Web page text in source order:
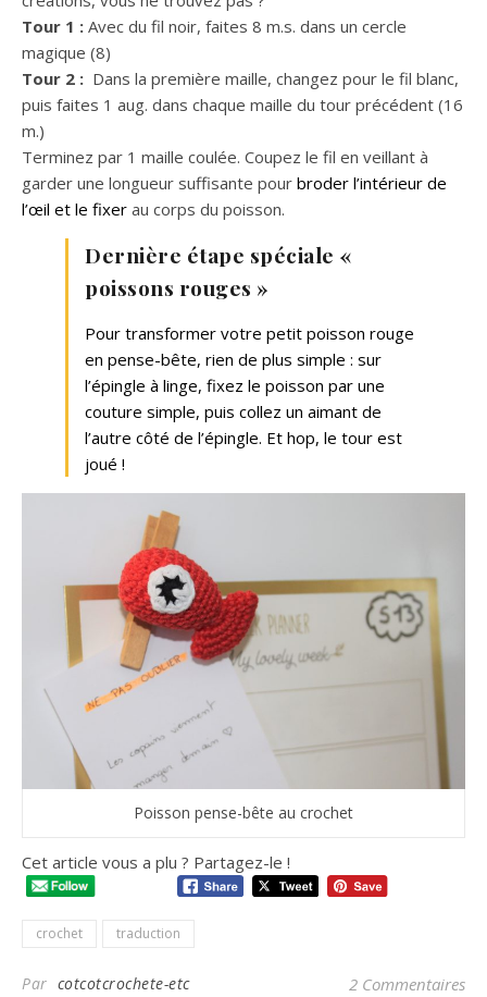
Tour 1 : Avec du fil noir, faites 8 m.s. dans un cercle
magique (8)
Tour 2 : Dans la première maille, changez pour le fil blanc,
puis faites 1 aug. dans chaque maille du tour précédent (16
m.)
Terminez par 1 maille coulée. Coupez le fil en veillant à
garder une longueur suffisante pour broder l’intérieur de
l’œil et le fixer au corps du poisson.
Dernière étape spéciale «
poissons rouges »
Pour transformer votre petit poisson rouge
en pense-bête, rien de plus simple : sur
l’épingle à linge, fixez le poisson par une
couture simple, puis collez un aimant de
l’autre côté de l’épingle. Et hop, le tour est
joué !
Poisson pense-bête au crochet
Cet article vous a plu ? Partagez-le !
crochet traduction
Par cotcotcrochete-etc 2 Commentaires